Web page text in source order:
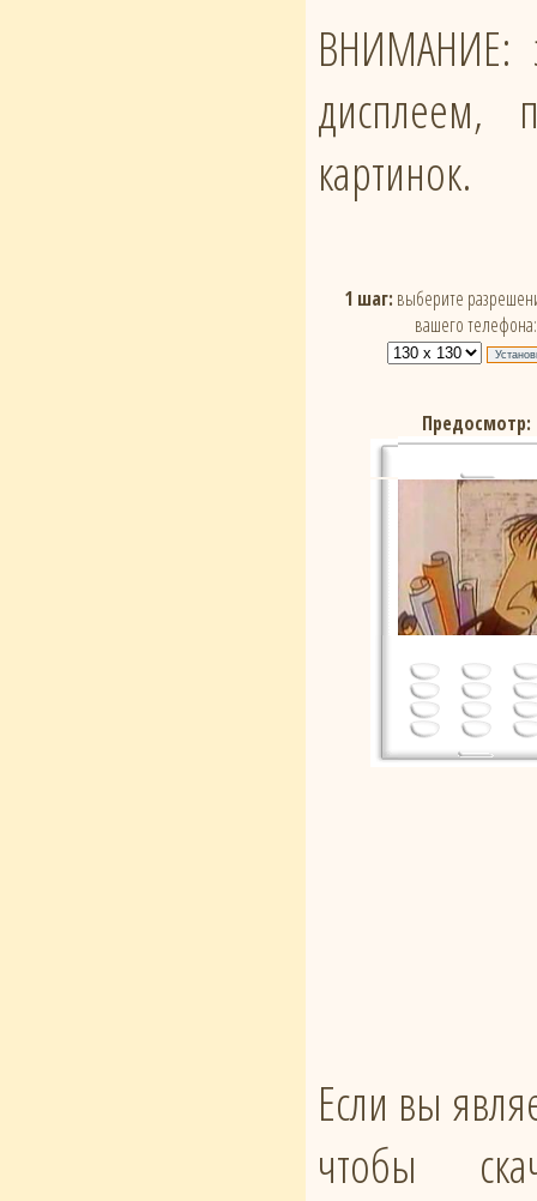
ВНИМАНИЕ:
дисплеем,
картинок.
1 шаг: выберите
вашего телефона:
Предосмотр:
Если вы
чтобы